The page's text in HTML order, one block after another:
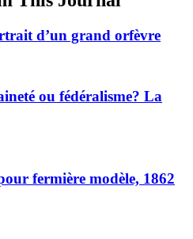
d’un grand orfèvre
ou fédéralisme? La
fermière modèle, 1862